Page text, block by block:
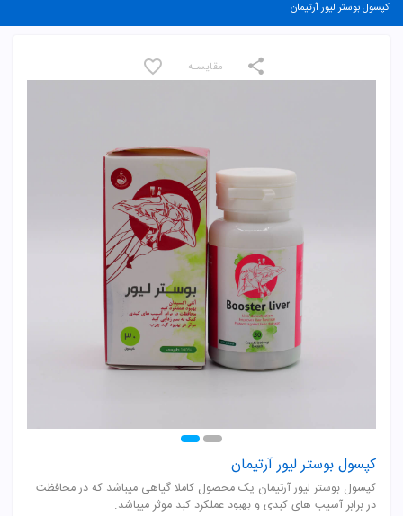
کپسول بوستر لیور آرتیمان
کپسول بوستر لیور آرتیمان
کپسول بوستر لیور آرتیمان یک محصول کاملا گیاهی میباشد که در محافظت
در برابر آسیب های کبدی و بهبود عملکرد کبد موثر میباشد.
مقایسـه